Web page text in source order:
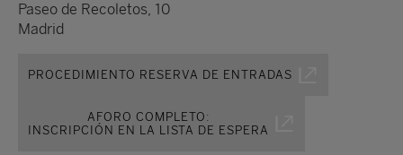
Paseo de Recoletos, 10
Madrid
PROCEDIMIENTO RESERVA DE ENTRADAS
AFORO COMPLETO:
INSCRIPCIÓN EN LA LISTA DE ESPERA